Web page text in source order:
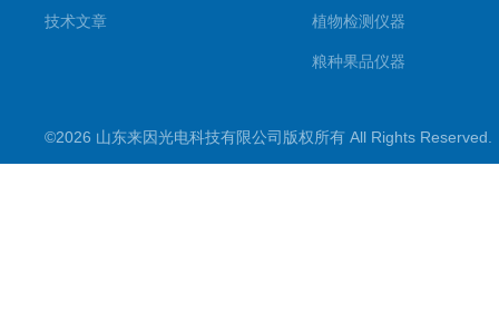
技术文章 植物检测仪器
粮种果品仪器
水质检测仪
©2026 山东来因光电科技有限公司版权所有 All Rights